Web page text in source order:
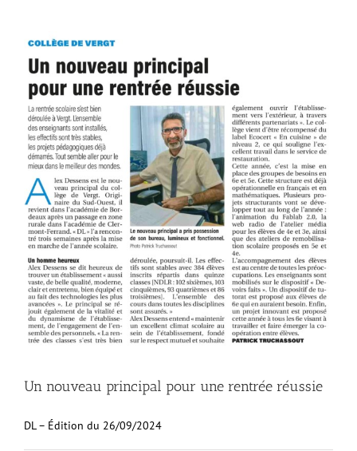
Un nouveau principal pour une rentrée réussie
DL – Édition du 26/09/2024